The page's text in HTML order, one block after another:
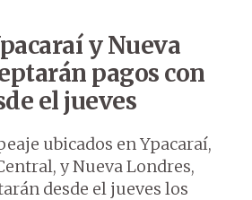
y Nueva
pagos con
el jueves
ubicados en Ypacaraí,
y Nueva Londres,
desde el jueves los